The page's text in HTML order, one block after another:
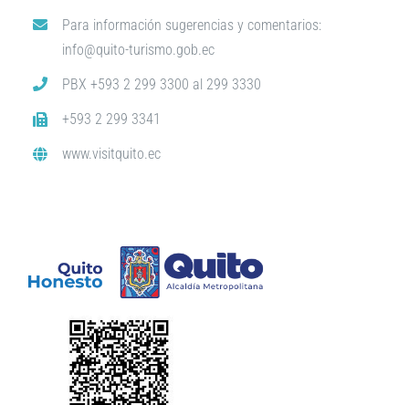
Para información sugerencias y comentarios:
info@quito-turismo.gob.ec
PBX +593 2 299 3300 al 299 3330
+593 2 299 3341
www.visitquito.ec